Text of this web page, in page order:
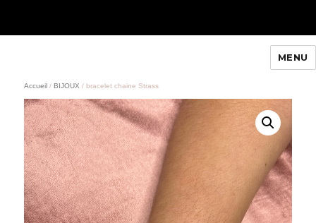
MENU
Accueil /BIJOUX / bracelet chaine Strass